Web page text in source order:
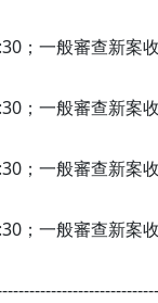
；一般審查新案
；一般審查新案
；一般審查新案
；一般審查新案